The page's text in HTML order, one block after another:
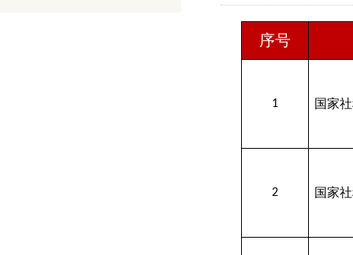
序号
1 国家
2 国家